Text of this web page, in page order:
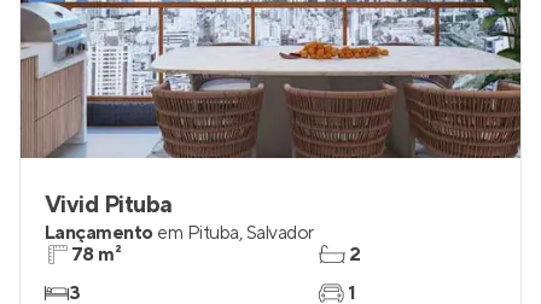
Vivid Pituba
Lançamento em Pituba,Salvador
78 m²
3
2
1